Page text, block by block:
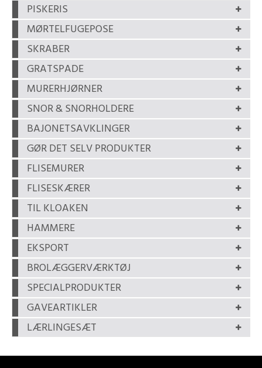
PISKERIS
MØRTELFUGEPOSE
SKRABER
GRATSPADE
MURERHJØRNER
SNOR & SNORHOLDERE
BAJONETSAVKLINGER
GØR DET SELV PRODUKTER
FLISEMURER
FLISESKÆRER
TIL KLOAKEN
HAMMERE
EKSPORT
BROLÆGGERVÆRKTØJ
SPECIALPRODUKTER
GAVEARTIKLER
LÆRLINGESÆT